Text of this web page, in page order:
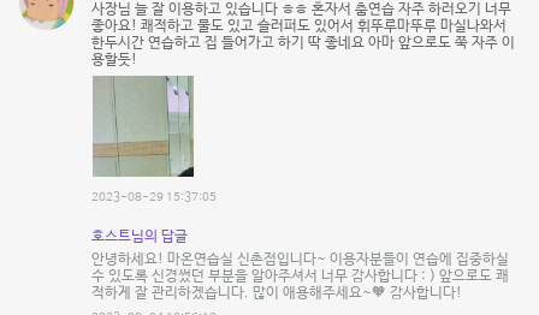
사장님 늘 잘 이용하고 있습니다 ㅎㅎ 혼자서 춤연습 자주 하러오기 너무
좋아요! 쾌적하고 물도 있고 슬러퍼도 있어서 휘뚜루마뚜루 마실나와서
한두시간 연습하고 집 들어가고 하기 딱 좋네요 아마 앞으로도 쭉 자주 이
용할듯!
2023-08-29 15:37:05
호스트님의 답글
안녕하세요! 마온연습실 신촌점입니다~ 이용자분들이 연습에 집중하실
수 있도록 신경썼던 부분을 알아주셔서 너무 감사합니다 : ) 앞으로도 쾌
적하게 잘 관리하겠습니다. 많이 애용해주세요~🧡 감사합니다!